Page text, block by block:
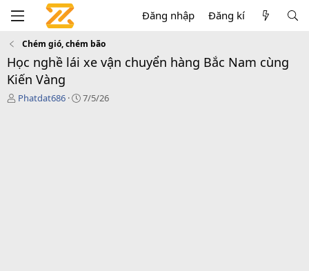
Đăng nhập Đăng kí
Chém gió, chém bão
Học nghề lái xe vận chuyển hàng Bắc Nam cùng
Kiến Vàng
T
Phatdat686
N
7/5/26